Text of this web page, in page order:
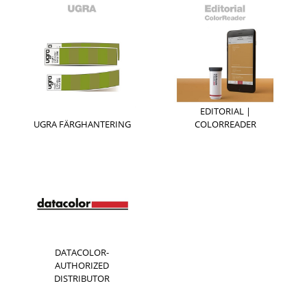
UGRA FÄRGHANTERING
EDITORIAL |
COLORREADER
DATACOLOR-
AUTHORIZED
DISTRIBUTOR